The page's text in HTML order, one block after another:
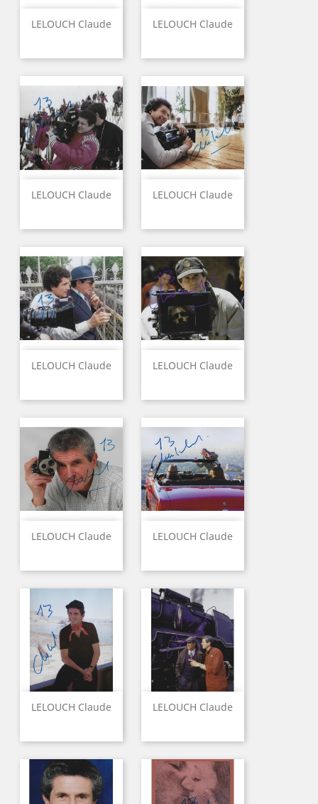
LELOUCH Claude LELOUCH Claude
LELOUCH Claude LELOUCH Claude
LELOUCH Claude LELOUCH Claude
LELOUCH Claude LELOUCH Claude
LELOUCH Claude LELOUCH Claude